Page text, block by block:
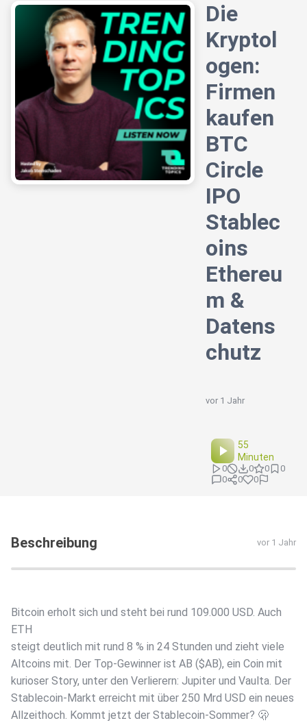
Die
Kryptol
ogen:
Firmen
kaufen
BTC
Circle
IPO
Stablec
oins
Ethereu
m &
Datens
chutz
vor 1 Jahr
55
Minuten
0 0 0
0
0
0 0
Beschreibung vor 1 Jahr
Bitcoin erholt sich und steht bei rund 109.000 USD. Auch
ETH
steigt deutlich mit rund 8 % in 24 Stunden und zieht viele
Altcoins mit. Der Top-Gewinner ist AB ($AB), ein Coin mit
kurioser Story, unter den Verlierern: Jupiter und Vaulta. Der
Stablecoin-Markt erreicht mit über 250 Mrd USD ein neues
Allzeithoch. Kommt jetzt der Stablecoin-Sommer? 🫢